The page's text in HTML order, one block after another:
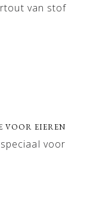
van stof
VOOR EIEREN
voor